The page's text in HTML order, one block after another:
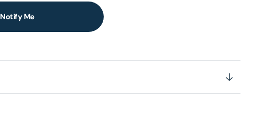
Notify Me